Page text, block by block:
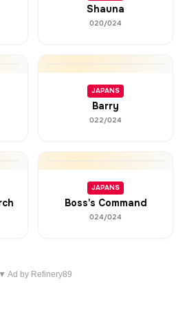
Shauna
020/024
JAPANS
Barry
022/024
JAPANS
Boss's Command
024/024
▼ Ad by Refinery89